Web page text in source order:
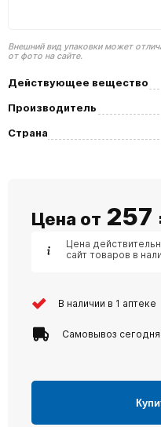
Внешний вид упаковки может
от фото на сайте.
Действующее вещество
Производитель
Страна
Цена от 257
Цена
сайт товаров в
В наличии в 1 аптеке
Самовывоз сегодня